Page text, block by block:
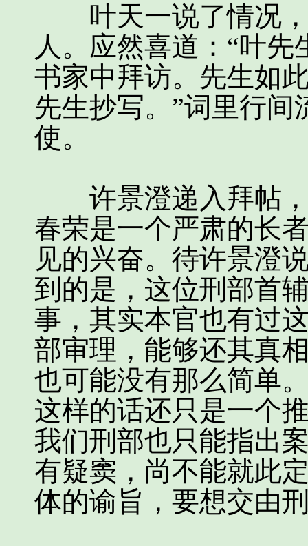
叶天一说了情况，
人。应然喜道：“叶
书家中拜访。先生如
先生抄写。”词里行
使。
许景澄递入拜帖，
春荣是一个严肃的长
见的兴奋。待许景澄
到的是，这位刑部首
事，其实本官也有过
部审理，能够还其真
也可能没有那么简单
这样的话还只是一个
我们刑部也只能指出
有疑窦，尚不能就此
体的谕旨，要想交由